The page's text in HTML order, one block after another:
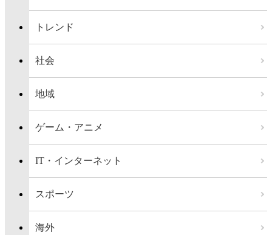
トレンド
社会
地域
ゲーム・アニメ
IT・インターネット
スポーツ
海外